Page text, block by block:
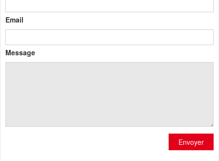
Email
Message
Envoyer